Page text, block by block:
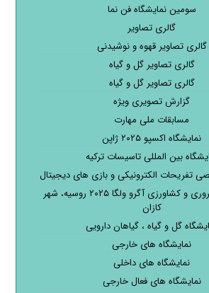
سومین نمایشگاه فن نما
گالری تصاویر
گالری تصاویر قهوه و نوشیدنی
گالری تصاویر گل و گیاه
گالری تصاویر گل و گیاه
گزارش تصویری ویژه
مسابقات ملی مهارت
نمایشگاه اکسپو ۲۰۲۵ ژاپن
بین المللی تاسیسات ترکیه
تفریحات الکترونیکی و بازی های دیجیتال
نمایشگاه دامپروری و کشاورزی آگرو ولگا ۲۰۲۵ روسیه، شهر
کازان
گل و گیاه ، گیاهان دارویی
نمایشگاه های خارجی
نمایشگاه های داخلی
نمایشگاه های فعال خارجی